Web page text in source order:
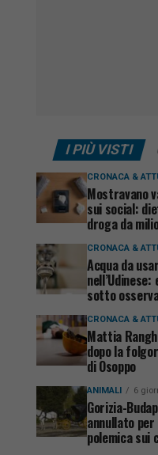
I PIÙ VISTI
CRONACA &
Mostravano
sui social:
droga da
CRONACA &
Acqua da
sotto
CRONACA &
Mattia
dopo la
di Osoppo
ANIMALI 6
Gorizia-
annullato
polemica sui